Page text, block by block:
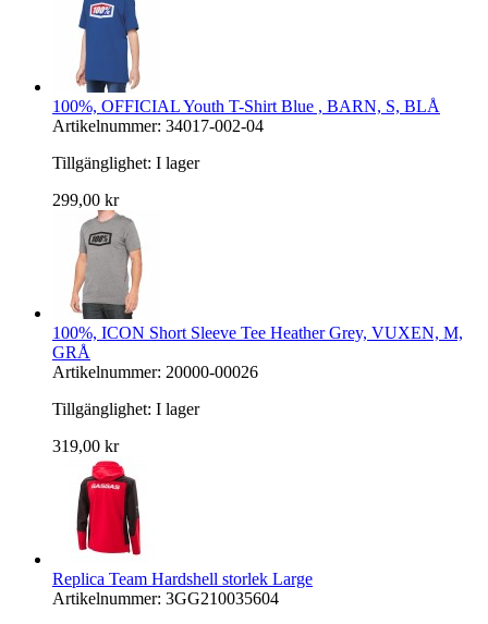
100%, OFFICIAL Youth T-Shirt Blue , BARN, S, BLÅ
Artikelnummer: 34017-002-04
Tillgänglighet: I lager
299,00 kr
100%, ICON Short Sleeve Tee Heather Grey, VUXEN, M,
GRÅ
Artikelnummer: 20000-00026
Tillgänglighet: I lager
319,00 kr
Replica Team Hardshell storlek Large
Artikelnummer: 3GG210035604